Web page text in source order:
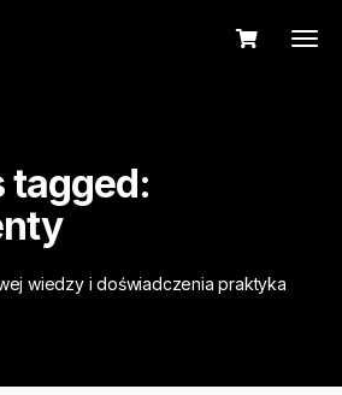
tagged:
wiedzy i doświadczenia praktyka